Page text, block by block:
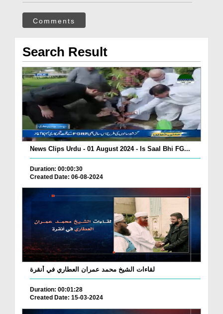
Comments
Search Result
News Clips Urdu - 01 August 2024 - Is Saal Bhi FG...
Duration: 00:00:30
Created Date: 06-08-2024
لقاءات الشيخ محمد عمران العطاري في أنقرة
Duration: 00:01:28
Created Date: 15-03-2024